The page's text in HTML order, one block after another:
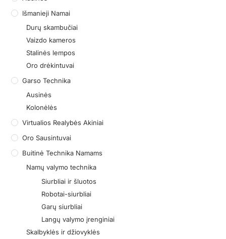
Išmanieji Namai
Durų skambučiai
Vaizdo kameros
Stalinės lempos
Oro drėkintuvai
Garso Technika
Ausinės
Kolonėlės
Virtualios Realybės Akiniai
Oro Sausintuvai
Buitinė Technika Namams
Namų valymo technika
Siurbliai ir šluotos
Robotai-siurbliai
Garų siurbliai
Langų valymo įrenginiai
Skalbyklės ir džiovyklės